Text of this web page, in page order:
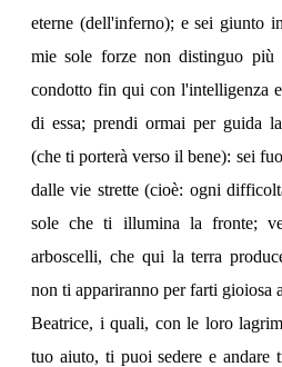
eterne (dell'inferno); e sei giunto
mie sole forze non distinguo
condotto fin qui con l'intelligenza
di essa; prendi ormai per guida
(che ti porterà verso il bene): sei
dalle vie strette (cioè: ogni
sole che ti illumina la fronte;
arboscelli, che qui la terra
non ti appariranno per farti gioiosa
Beatrice, i quali, con le loro
tuo aiuto, ti puoi sedere e